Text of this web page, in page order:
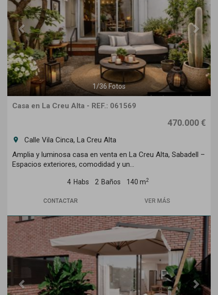
1/36 Fotos
Casa en La Creu Alta - REF.: 061569
470.000 €
room
Calle Vila Cinca, La Creu Alta
Amplia y luminosa casa en venta en La Creu Alta, Sabadell –
Espacios exteriores, comodidad y un...
4 Habs 2 Baños 140 m2
CONTACTAR VER MÁS
Previous Next